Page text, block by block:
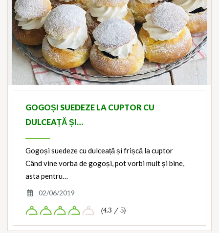
GOGOȘI SUEDEZE LA CUPTOR CU
DULCEAȚĂ ȘI…
Gogoși suedeze cu dulceață și frișcă la cuptor
Când vine vorba de gogoși, pot vorbi mult și bine,
asta pentru…
02/06/2019
(4.3 / 5)